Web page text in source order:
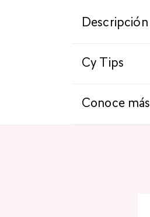
Descripción
Cy Tips
Conoce más